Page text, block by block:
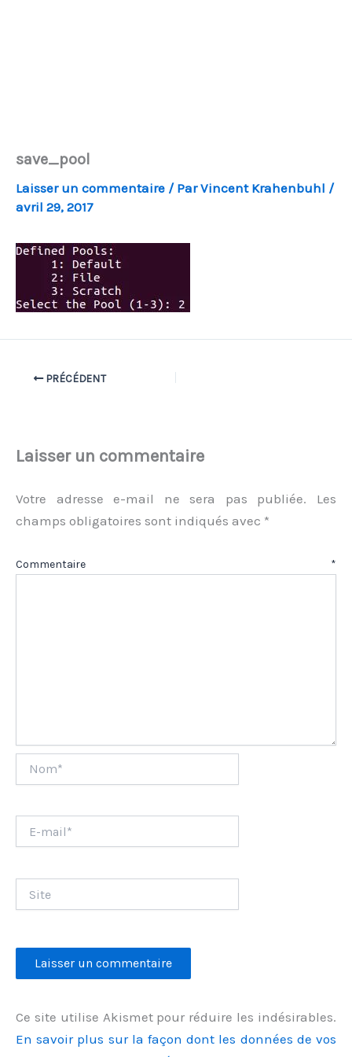
save_pool
Laisser un commentaire / ParVincent Krahenbuhl /
avril 29, 2017
PRÉCÉDENT
Laisser un commentaire
Votre adresse e-mail ne sera pas publiée.
Les
champs obligatoires sont indiqués avec *
Commentaire *
mail*
Ce site utilise Akismet pour réduire les indésirables.
En savoir plus sur la façon dont les données de vos